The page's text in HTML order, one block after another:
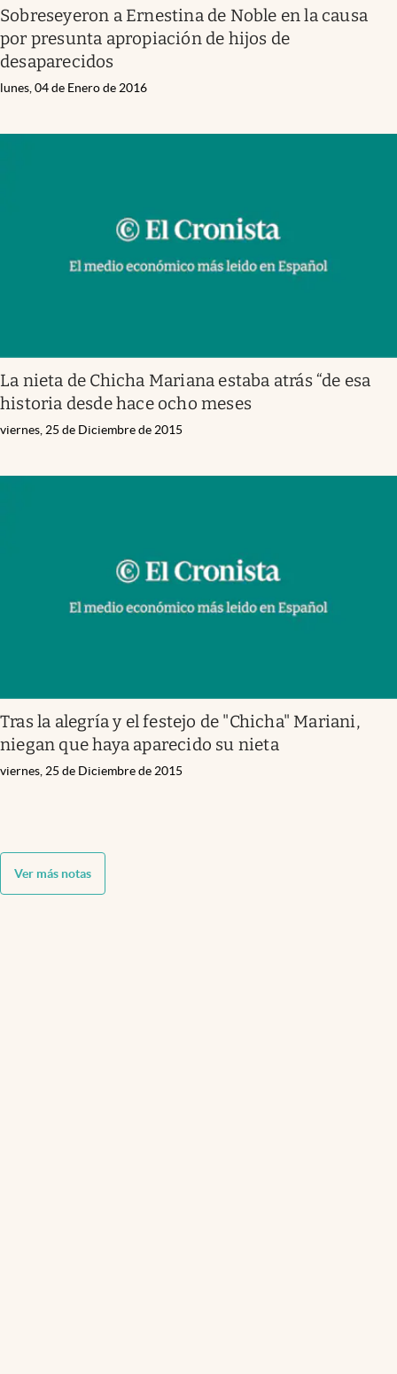
Sobreseyeron a Ernestina de Noble en la causa
por presunta apropiación de hijos de
desaparecidos
lunes, 04 de Enero de 2016
La nieta de Chicha Mariana estaba atrás “de esa
historia desde hace ocho meses
viernes, 25 de Diciembre de 2015
Tras la alegría y el festejo de "Chicha" Mariani,
niegan que haya aparecido su nieta
viernes, 25 de Diciembre de 2015
Ver más notas